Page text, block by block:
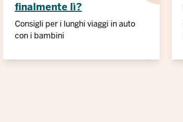
finalmente lì?
Consigli per i lunghi viaggi in auto
con i bambini